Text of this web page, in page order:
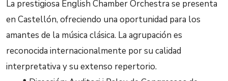
La prestigiosa English Chamber Orchestra se presenta
en Castellón, ofreciendo una oportunidad para los
amantes de la música clásica. La agrupación es
reconocida internacionalmente por su calidad
interpretativa y su extenso repertorio.